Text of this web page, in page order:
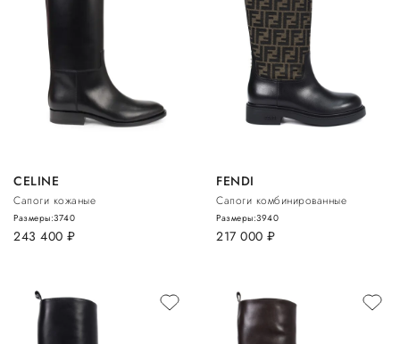
CELINE
Сапоги кожаные
243 400 руб.
Размеры:3740
FENDI
Сапоги комбинированные
217 000 руб.
Размеры:3940